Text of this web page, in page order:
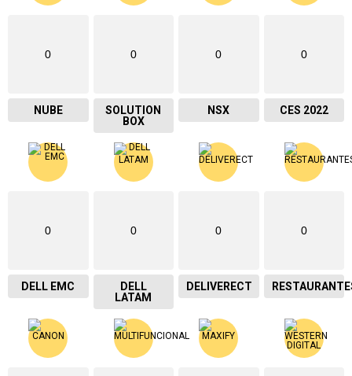
0
NUBE
0
SOLUTION
BOX
0
NSX
0
CES 2022
0
DELL EMC
0
DELL
LATAM
0
DELIVERECT
0